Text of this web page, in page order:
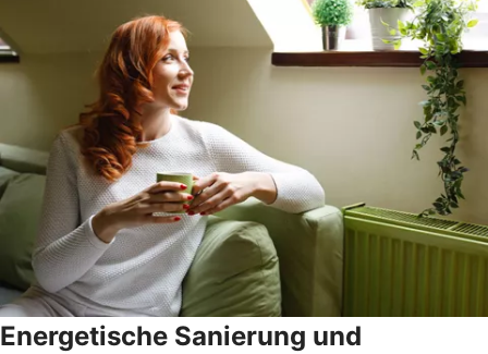
Energetische Sanierung und